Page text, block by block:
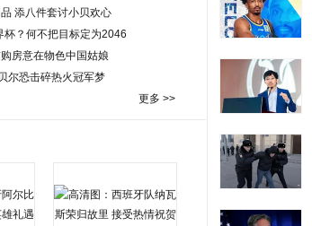
添八件套讨小贝欢心
杯？何不把目标定为2046
房意在物色中国姑娘
尔恐击碎热火冠军梦
更多 >>